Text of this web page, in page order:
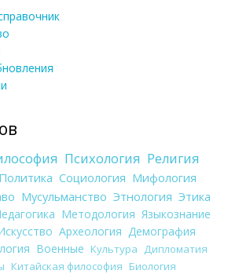
Психология Религия
Политика Социология Мифология
Мусульманство Этнология Этика
Методология Языкознание
Археология Демография
Военные Культура
Дипломатия
Китайская философия Биология